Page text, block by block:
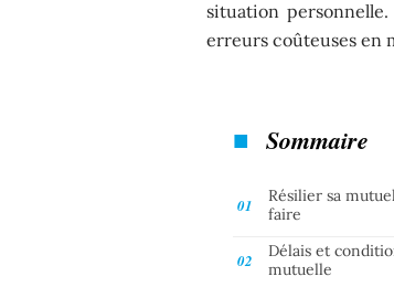
situation
erreurs coûteuses en
Sommaire
Résilier sa
faire
Délais et
mutuelle